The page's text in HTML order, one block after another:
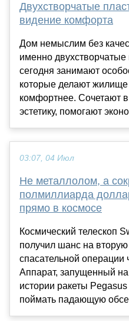
Двухстворчатые
видение комфорта
Дом немыслим без
именно двухстворчатые
сегодня занимают
которые делают
комфортнее. Сочетают
эстетику, помогают
03:07, 04 Июл
Не металлолом, а
полмиллиарда
прямо в космосе
Космический телескоп
получил шанс на
спасательной операции
Аппарат, запущенный
истории ракеты
поймать падающую